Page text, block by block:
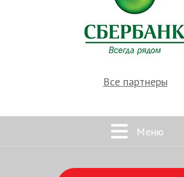
Все партнеры
Меню